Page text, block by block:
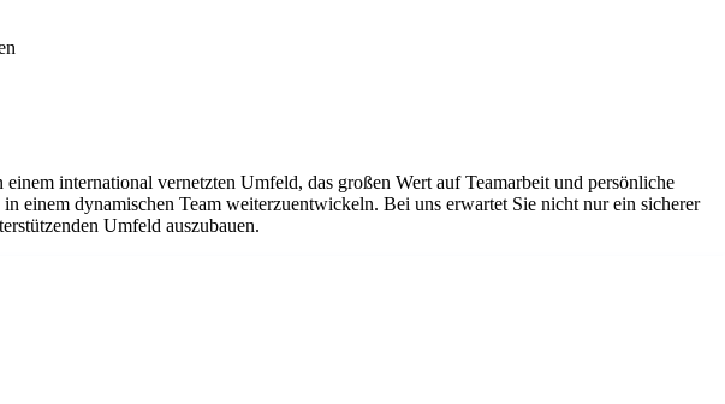
international vernetzten Umfeld, das großen Wert auf Teamarbeit und persönliche
dynamischen Team weiterzuentwickeln. Bei uns erwartet Sie nicht nur ein sicherer
Umfeld auszubauen.